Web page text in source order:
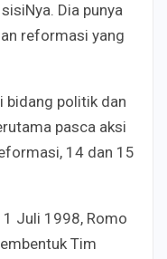
Dia punya
reformasi yang
bidang politik dan
pasca aksi
14 dan 15
Juli 1998, Romo
Tim